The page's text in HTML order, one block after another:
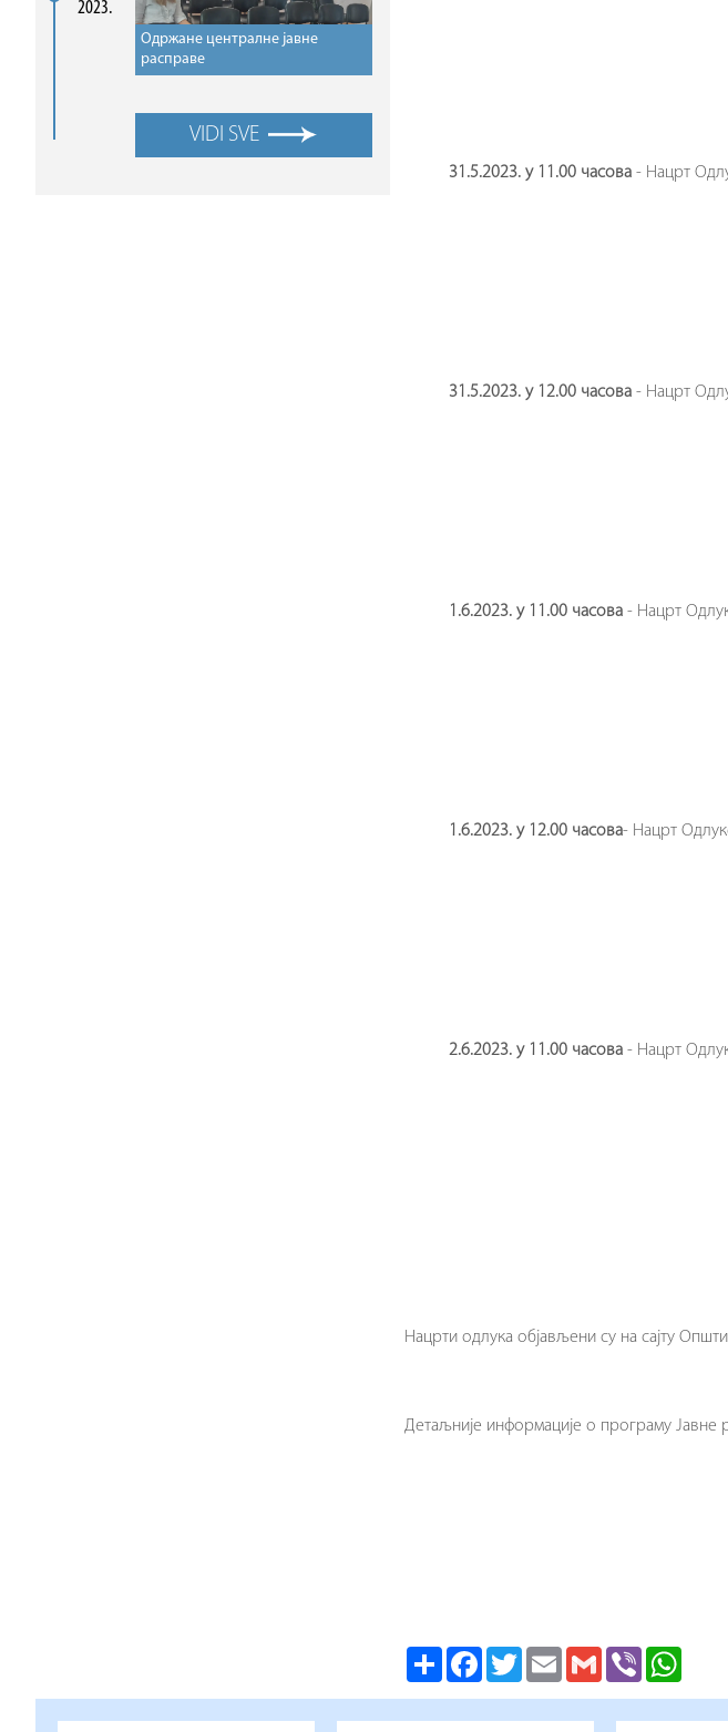
2023.
Одржане централне јавне
расправе
VIDI SVE
31.5.2023. у 11.00 часова- Нацрт
31.5.2023. у 12.00 часова - Нацрт
1.6.2023. у 11.00 часова - Нацрт
1.6.2023. у 12.00 часова- Нацрт
2.6.2023. у 11.00 часова - Нацрт
Нацрти одлука објављени су на сајту
Детаљније информације о програму Јавне
ShareFacebook
TwitterEmail GmailViber